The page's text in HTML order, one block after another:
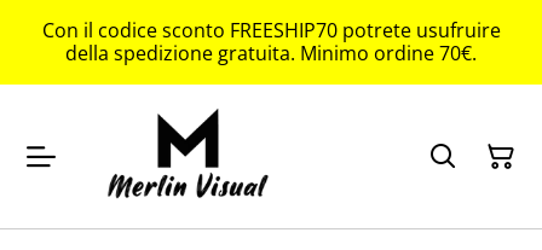
Con il codice sconto FREESHIP70 potrete usufruire
della spedizione gratuita. Minimo ordine 70€.